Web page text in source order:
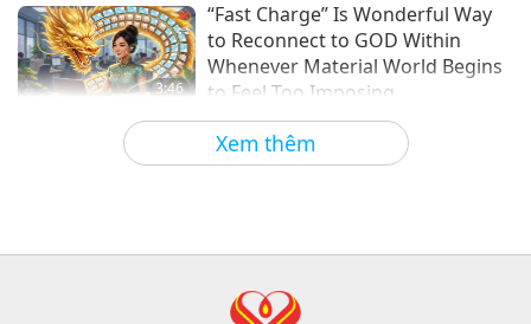
Xem thêm
3:46
“Fast Charge” Is Wonderful Way
to Reconnect to GOD Within
Whenever Material World Begins
to Feel Too Imposing
2026-08-05 1206
38:07